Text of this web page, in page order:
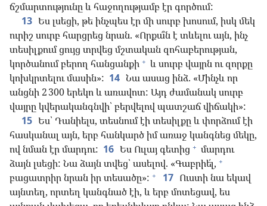
ճշմարտությունը և հաջողությամբ էր գործում:
13 Ես լսեցի, թե ինչպես էր մի սուրբ խոսում, իսկ մեկ
ուրիշ սուրբ հարցրեց նրան. «Որքա՞ն է տևելու այն, ինչ
տեսիլքում ցույց տրվեց մշտական զոհաբերության,
կործանում բերող հանցանքի + և սուրբ վայրն ու զորքը
կոխկրտելու մասին»: 14 Նա ասաց ինձ. «Մինչև որ
անցնի 2 300 երեկո և առավոտ: Այդ ժամանակ սուրբ
վայրը կվերականգնվի՝ բերվելով պատշաճ վիճակի»:
15 Ես՝ Դանիելս, տեսնում էի տեսիլքը և փորձում էի
հասկանալ այն, երբ հանկարծ իմ առաջ կանգնեց մեկը,
ով նման էր մարդու: 16 Ես Ուլայ գետից + մարդու
ձայն լսեցի: Նա ձայն տվեց՝ ասելով. «Գաբրիե՛լ, +
բացատրիր նրան իր տեսածը»: + 17 Ուստի նա եկավ
այնտեղ, որտեղ կանգնած էի, և երբ մոտեցավ, ես